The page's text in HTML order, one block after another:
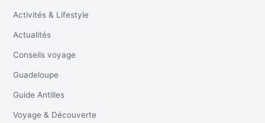
Activités & Lifestyle
Actualités
Conseils voyage
Guadeloupe
Guide Antilles
Voyage & Découverte